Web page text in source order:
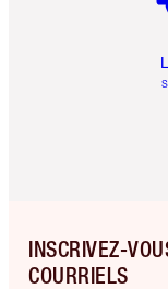
INSCRIVEZ-
COURRIELS